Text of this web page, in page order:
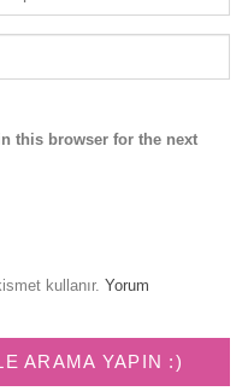
this browser for the next
kullanır. Yorum
ARAMA YAPIN :)